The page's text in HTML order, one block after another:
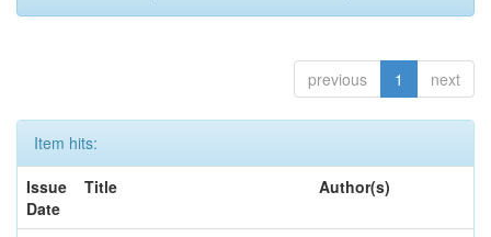
previous 1 next
Item hits:
Issue
Date
Title Author(s)